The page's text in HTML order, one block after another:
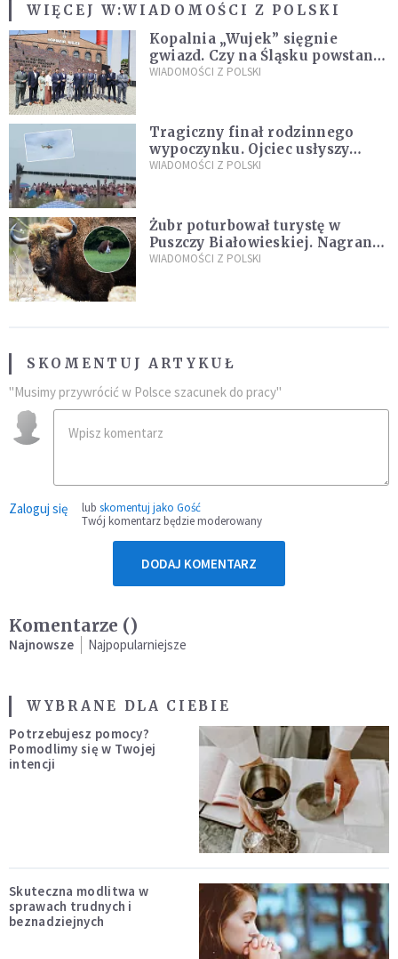
WIĘCEJ W:WIADOMOŚCI Z POLSKI
Kopalnia „Wujek” sięgnie
gwiazd. Czy na Śląsku powstanie
„Dolina Krzemowa”?
WIADOMOŚCI Z POLSKI
Tragiczny finał rodzinnego
wypoczynku. Ojciec usłyszy
zarzuty
WIADOMOŚCI Z POLSKI
Żubr poturbował turystę w
Puszczy Białowieskiej. Nagranie
daje do myślenia
WIADOMOŚCI Z POLSKI
SKOMENTUJ ARTYKUŁ
"Musimy przywrócić w Polsce szacunek do pracy"
Zaloguj się lub skomentuj jako Gość
Twój komentarz będzie moderowany
DODAJ KOMENTARZ
Komentarze ()
Najnowsze Najpopularniejsze
WYBRANE DLA CIEBIE
Potrzebujesz pomocy?
Pomodlimy się w Twojej
intencji
Skuteczna modlitwa w
sprawach trudnych i
beznadziejnych